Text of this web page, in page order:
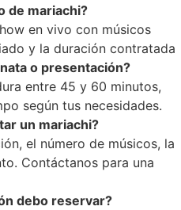
de mariachi?
en vivo con músicos
y la duración contratada
o presentación?
entre 45 y 60 minutos,
según tus necesidades.
un mariachi?
el número de músicos, la
Contáctanos para una
debo reservar?